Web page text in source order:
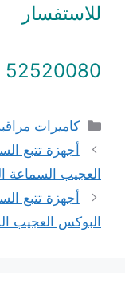
للاستفسار
52520080
التصنيفات
كاميرات
العجيب السماعة
البوكس العجيب